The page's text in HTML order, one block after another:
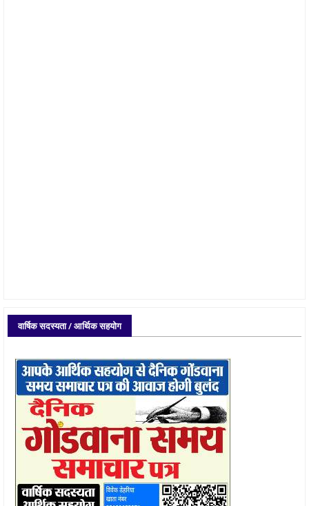
वार्षिक सदस्यता / आर्थिक सहयोग